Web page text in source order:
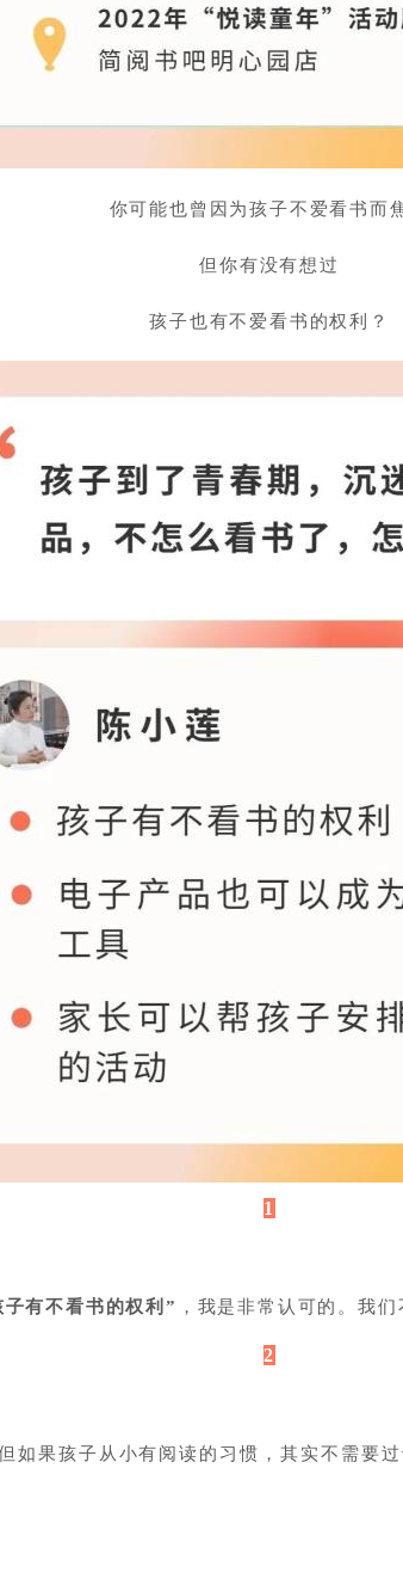
你可能也曾因为孩子不爱看书而
但你有没有想过
孩子也有不爱看书的权利？
1
子有不看书的权利” ，我是非常认可的。我
2
如果孩子从小有阅读的习惯，其实不需要